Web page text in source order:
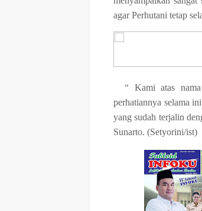
agar Perhutani tetap
“ Kami atas
perhatiannya selama
yang sudah terjalin
Sunarto. (Setyorini/ist)